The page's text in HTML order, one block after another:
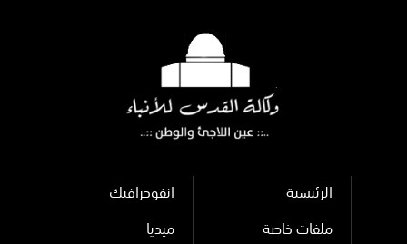
الرئيسية انفوجرافيك
ملفات خاصة ميديا